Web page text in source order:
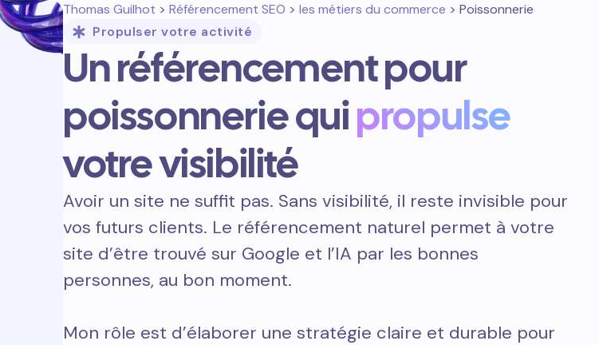
Thomas Guilhot > Référencement SEO > les métiers du commerce > Poissonnerie
Propulser votre activité
Un référencement pour
poissonnerie quipropulse
votre visibilité
Avoir un site ne suffit pas. Sans visibilité, il reste invisible pour
vos futurs clients. Le référencement naturel permet à votre
site d’être trouvé sur Google et l’IA par les bonnes
personnes, au bon moment.
Mon rôle est d’élaborer une stratégie claire et durable pour